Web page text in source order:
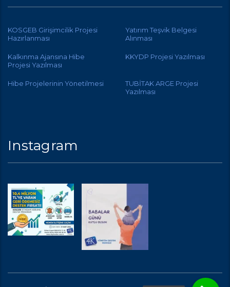
KOSGEB Girişimcilik Projesi
Hazırlanması
Yatırım Teşvik Belgesi
Alınması
Kalkınma Ajansına Hibe
Projesi Yazılması
KKYDP Projesi Yazılması
Hibe Projelerinin Yönetilmesi
TUBİTAK ARGE Projesi
Yazılması
Instagram